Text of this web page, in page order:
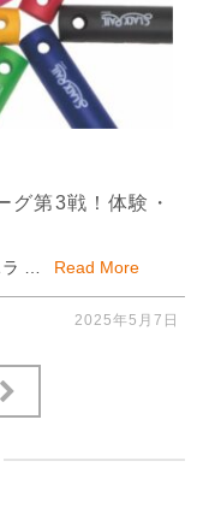
グ第3戦！体験・
ラ … Read More
2025年5月7日